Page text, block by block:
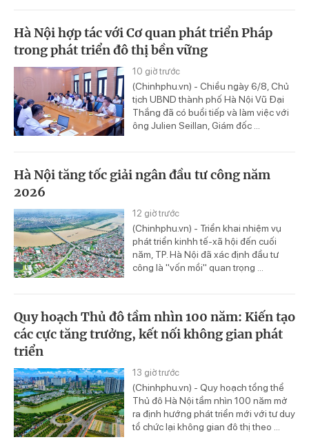
Hà Nội hợp tác với Cơ quan phát triển Pháp
trong phát triển đô thị bền vững
10 giờ trước
(Chinhphu.vn) - Chiều ngày 6/8, Chủ
tịch UBND thành phố Hà Nội Vũ Đại
Thắng đã có buổi tiếp và làm việc với
ông Julien Seillan, Giám đốc ...
Hà Nội tăng tốc giải ngân đầu tư công năm
2026
12 giờ trước
(Chinhphu.vn) - Triển khai nhiệm vụ
phát triển kinhh tế-xã hội đến cuối
năm, TP. Hà Nội đã xác định đầu tư
công là "vốn mồi" quan trọng ...
Quy hoạch Thủ đô tầm nhìn 100 năm: Kiến tạo
các cực tăng trưởng, kết nối không gian phát
triển
13 giờ trước
(Chinhphu.vn) - Quy hoạch tổng thể
Thủ đô Hà Nội tầm nhìn 100 năm mở
ra định hướng phát triển mới với tư duy
tổ chức lại không gian đô thị theo ...